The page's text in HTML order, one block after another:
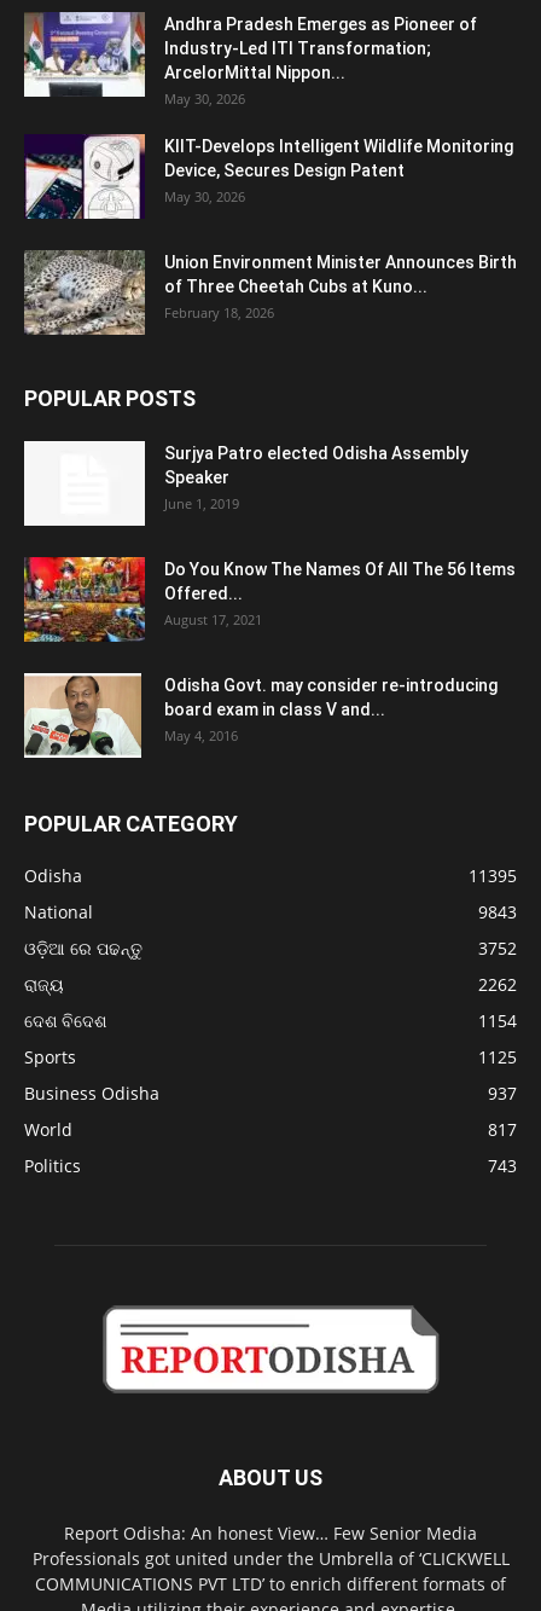
Andhra Pradesh Emerges as Pioneer of
Industry-Led ITI Transformation;
ArcelorMittal Nippon...
May 30, 2026
KIIT-Develops Intelligent Wildlife Monitoring
Device, Secures Design Patent
May 30, 2026
Union Environment Minister Announces Birth
of Three Cheetah Cubs at Kuno...
February 18, 2026
POPULAR POSTS
Surjya Patro elected Odisha Assembly
Speaker
June 1, 2019
Do You Know The Names Of All The 56 Items
Offered...
August 17, 2021
Odisha Govt. may consider re-introducing
board exam in class V and...
May 4, 2016
POPULAR CATEGORY
Odisha
11395
National
9843
ଓଡ଼ିଆ ରେ ପଢନ୍ତୁ
3752
ରାଜ୍ୟ
2262
ଦେଶ ବିଦେଶ
1154
Sports
1125
Business Odisha
937
World
817
Politics
743
ABOUT US
Report Odisha: An honest View… Few Senior Media
Professionals got united under the Umbrella of ‘CLICKWELL
COMMUNICATIONS PVT LTD’ to enrich different formats of